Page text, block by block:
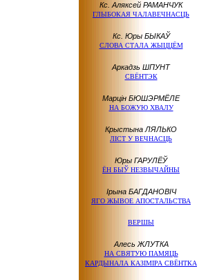
Кс. Аляксей РАМАНЧУК
ГЛЫБОКАЯ ЧАЛАВЕЧНАСЦЬ
Кс. Юры БЫКАЎ
СЛОВА СТАЛА ЖЫЦЦЁМ
Аркадзь ШПУНТ
СВЁНТЭК
Марцін БЮШЭРМЁЛЕ
НА БОЖУЮ ХВАЛУ
Крыстына ЛЯЛЬКО
ЛІСТ У ВЕЧНАСЦЬ
Юры ГАРУЛЁЎ
ЁН БЫЎ НЕЗВЫЧАЙНЫ
Ірына БАГДАНОВІЧ
ЯГО ЖЫВОЕ АПОСТАЛЬСТВА
ВЕРШЫ
Алесь ЖЛУТКА
НА СВЯТУЮ ПАМЯЦЬ
КАРДЫНАЛА КАЗІМІРА СВЁНТКА